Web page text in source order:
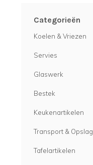
Categorieën
Koelen & Vriezen
Servies
Glaswerk
Bestek
Keukenartikelen
Transport & Opslag
Tafelartikelen